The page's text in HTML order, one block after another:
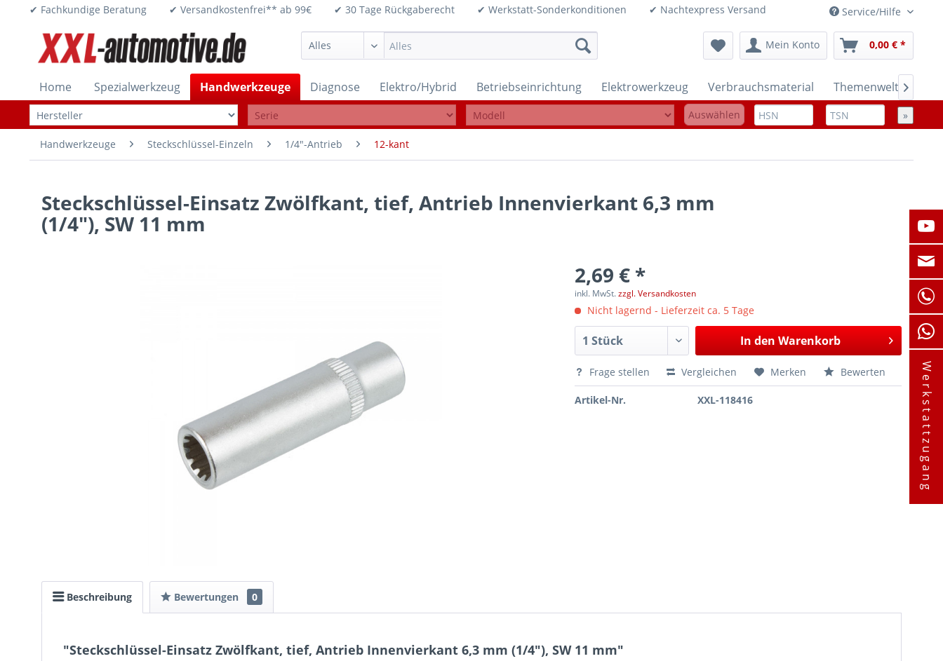
✔ Fachkundige Beratung ✔ Versandkostenfrei** ab 99€ ✔ 30 Tage Rückgaberecht ✔ Werkstatt-Sonderkonditionen ✔ Nachtexpress Versand Service/Hilfe
Mein Konto 0,00 € *
Home Spezialwerkzeug Handwerkzeuge Diagnose Elektro/Hybrid Betriebseinrichtung Elektrowerkzeug Verbrauchsmaterial Themenwelten

Auswählen »
Handwerkzeuge Steckschlüssel-Einzeln 1/4"-Antrieb 12-kant
Steckschlüssel-Einsatz Zwölfkant, tief, Antrieb Innenvierkant 6,3 mm
(1/4"), SW 11 mm
2,69 € *
inkl. MwSt.zzgl. Versandkosten
Nicht lagernd - Lieferzeit ca. 5 Tage
In den Warenkorb
Frage stellen Vergleichen Merken Bewerten
Artikel-Nr. XXL-118416
Beschreibung Bewertungen 0
"Steckschlüssel-Einsatz Zwölfkant, tief, Antrieb Innenvierkant 6,3 mm (1/4"), SW 11 mm"
Werkstattzugang